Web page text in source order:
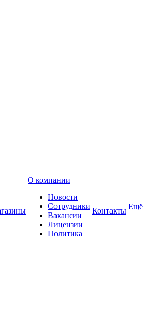
О компании
Новости
Сотрудники
Вакансии
Лицензии
Политика
Контакты Ещё